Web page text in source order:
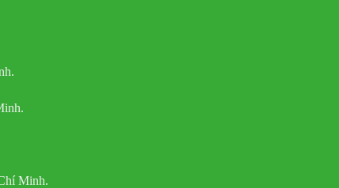
Minh.